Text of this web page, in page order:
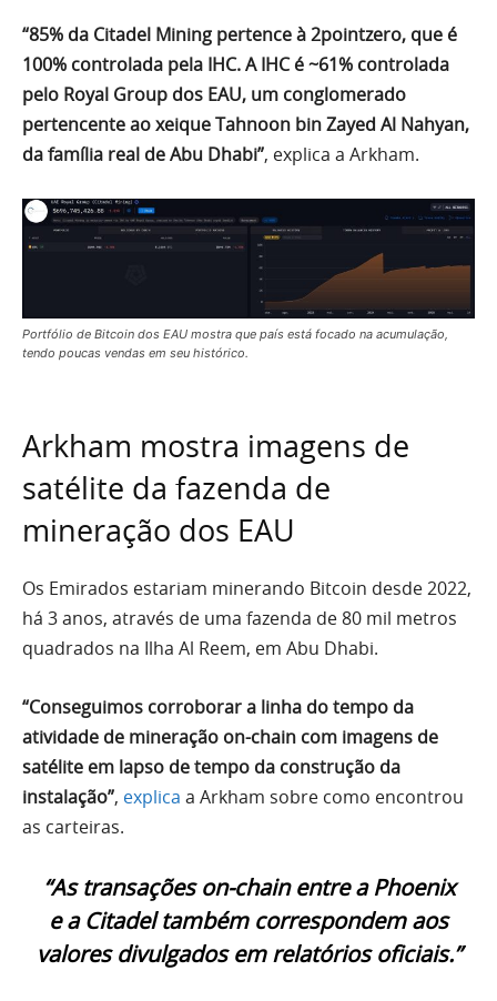
“85% da Citadel Mining pertence à 2pointzero, que é
100% controlada pela IHC. A IHC é ~61% controlada
pelo Royal Group dos EAU, um conglomerado
pertencente ao xeique Tahnoon bin Zayed Al Nahyan,
da família real de Abu Dhabi”, explica a Arkham.
Portfólio de Bitcoin dos EAU mostra que país está focado na acumulação,
tendo poucas vendas em seu histórico.
Arkham mostra imagens de
satélite da fazenda de
mineração dos EAU
Os Emirados estariam minerando Bitcoin desde 2022,
há 3 anos, através de uma fazenda de 80 mil metros
quadrados na Ilha Al Reem, em Abu Dhabi.
“Conseguimos corroborar a linha do tempo da
atividade de mineração on-chain com imagens de
satélite em lapso de tempo da construção da
instalação”, explica a Arkham sobre como encontrou
as carteiras.
“As transações on-chain entre a Phoenix
e a Citadel também correspondem aos
valores divulgados em relatórios oficiais.”